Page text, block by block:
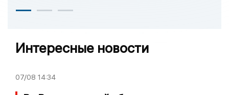
Интересные новости
07/08 14:34